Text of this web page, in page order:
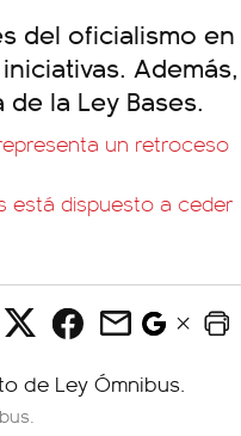
del oficialismo en
Además,
la Ley Bases.
un retroceso
está dispuesto a ceder